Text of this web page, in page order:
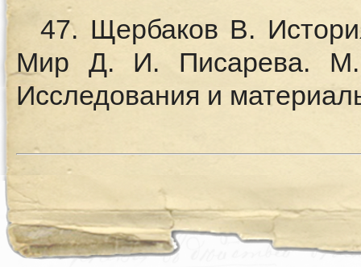
47. Щербаков В.
Мир Д. И. Писарева.
Исследования и